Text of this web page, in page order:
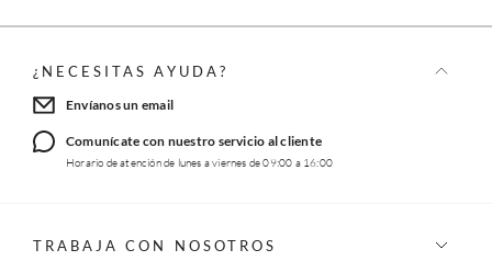
¿NECESITAS AYUDA?
Envíanos un email
Comunícate con nuestro servicio al cliente
Horario de atención de lunes a viernes de 09:00 a 16:00
TRABAJA CON NOSOTROS